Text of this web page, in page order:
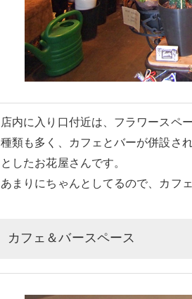
店内に入り口付近は、フラワースペー
種類も多く、カフェとバーが併設さ
としたお花屋さんです。
あまりにちゃんとしてるので、カフ
カフェ＆バースペース